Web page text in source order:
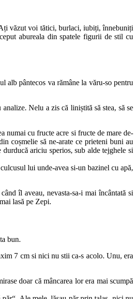
văzut voi tătici, burlaci, iubiți, înnebuniți
abureala din spatele figurii de stil cu
alb pântecos va rămâne la văru-so pentru
Nelu a zis că liniștită să stea, să se
numai cu fructe acre si fructe de mare de-
coșmelie să ne-arate ce prieteni buni au
ariciu sperios, sub alde tejghele si
lui unde-avea si-un bazinel cu apă,
îl aveau, nevasta-sa-i mai încântată si
lasă pe Zepi.
bun.
7 cm si nici nu stii ca-s acolo. Unu, era
doar că mâncarea lor era mai scumpă